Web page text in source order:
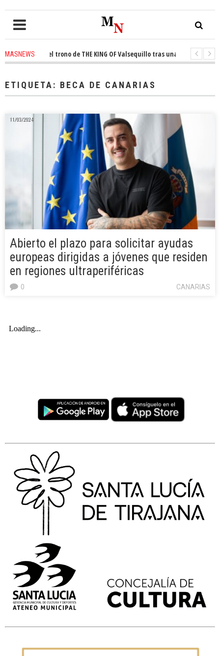
MASNEWSel trono de THE KING OF Valsequillo tras una jornada de
ETIQUETA: BECA DE CANARIAS
11/03/2024
Abierto el plazo para solicitar ayudas
europeas dirigidas a jóvenes que residen
en regiones ultraperiféricas
CANARIAS
0